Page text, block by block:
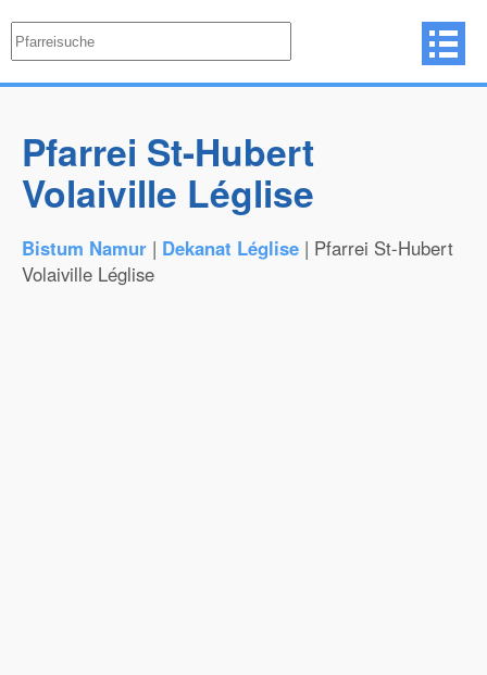
Pfarrei St-Hubert
Volaiville Léglise
Bistum Namur | Dekanat Léglise | Pfarrei St-Hubert
Volaiville Léglise